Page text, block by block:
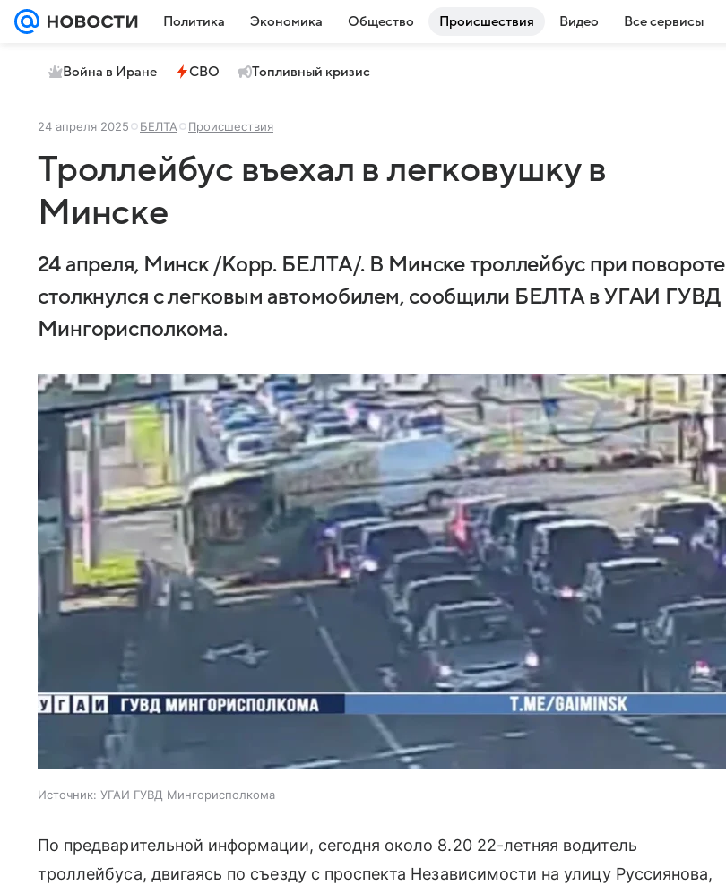
Политика Экономика Общество Происшествия Видео Все сервисы
Война в Иране СВО Топливный кризис
24 апреля 2025 БЕЛТА Происшествия
Троллейбус въехал в легковушку в
Минске
24 апреля, Минск /Корр. БЕЛТА/. В Минске троллейбус при повороте
столкнулся с легковым автомобилем, сообщили БЕЛТА в УГАИ ГУВД
Мингорисполкома.
Источник: УГАИ ГУВД Мингорисполкома
По предварительной информации, сегодня около 8.20 22-летняя водитель
троллейбуса, двигаясь по съезду с проспекта Независимости на улицу Руссиянова,